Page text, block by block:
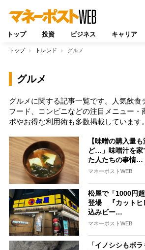
トップ 投資 ビジネス キャリア
トップ トレンド グルメ
グルメ
グルメに関する記事一覧です。人気飲食
フード、コンビニなどの注目メニュー・
ポやお得な利用術も多数掲載しています。
【味噌の購入量
ど…」味噌汁を家
た人たちの事情…
マネーポストWEB
松屋で「1000円
登場 『カットヒ
込みビー…
マネーポストWEB
「イノシシもボ